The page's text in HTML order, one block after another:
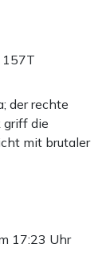
157T
der rechte
griff die
mit brutaler
17:23 Uhr